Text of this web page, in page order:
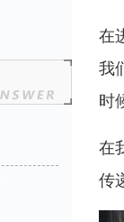
在
我
时
在
传